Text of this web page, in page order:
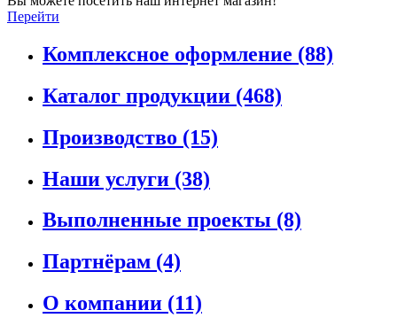
Перейти
Комплексное оформление (88)
Каталог продукции (468)
Производство (15)
Наши услуги (38)
Выполненные проекты (8)
Партнёрам (4)
О компании (11)